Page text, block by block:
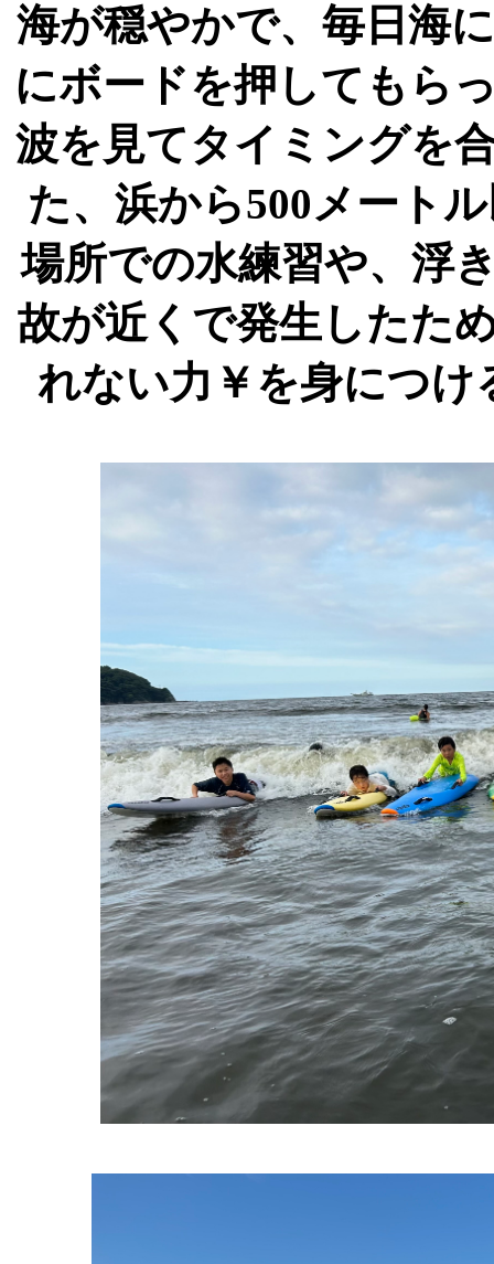
海が穏やかで、毎日海
にボードを押してもら
波を見てタイミングを
た、浜から500メート
場所での水練習や、浮
故が近くで発生したた
れない力￥を身につ